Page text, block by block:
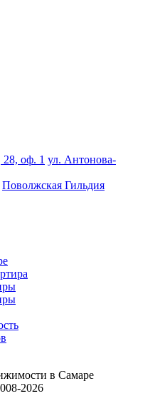
28, оф. 1 ул. Антонова-
Поволжская Гильдия
в Самаре
2026